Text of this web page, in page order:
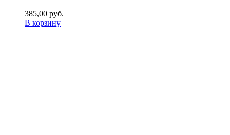
385,00 руб.
В корзину